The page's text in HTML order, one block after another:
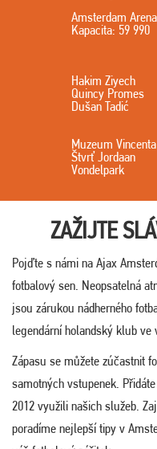
Amsterdam Arena
Kapacita: 59 990
Hakim Ziyech
Quincy Promes
Dušan Tadić
Muzeum
Štvrť Jordaan
Vondelpark
ZAŽIJTE
Pojďte s námi na Ajax
fotbalový sen. Neopsatelná
jsou zárukou nádherného
legendární holandský klub
Zápasu se můžete zúčastnit
samotných vstupenek.
2012 využili našich služeb.
poradíme nejlepší tipy v